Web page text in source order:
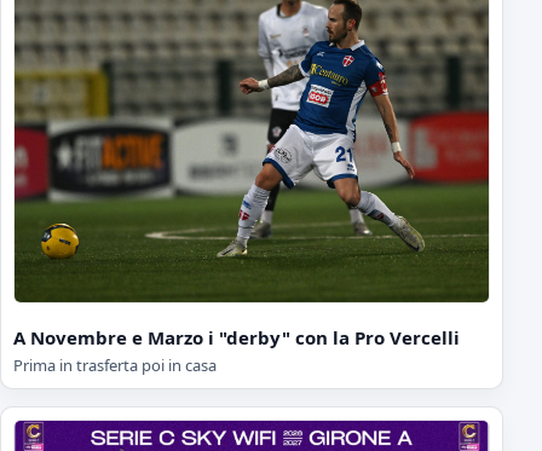
A Novembre e Marzo i "derby" con la Pro Vercelli
Prima in trasferta poi in casa